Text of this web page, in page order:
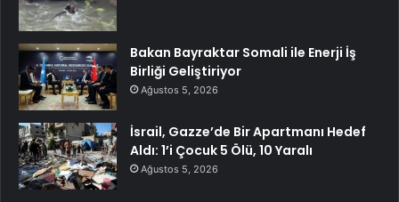
Bakan Bayraktar Somali ile Enerji İş
Birliği Geliştiriyor
Ağustos 5, 2026
İsrail, Gazze’de Bir Apartmanı Hedef
Aldı: 1’i Çocuk 5 Ölü, 10 Yaralı
Ağustos 5, 2026